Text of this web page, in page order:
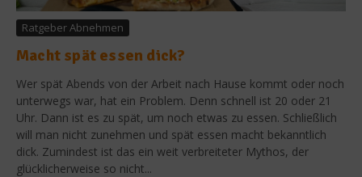
Ratgeber Abnehmen
Macht spät essen dick?
Wer spät Abends von der Arbeit nach Hause kommt oder noch
unterwegs war, hat ein Problem. Denn schnell ist 20 oder 21
Uhr. Dann ist es zu spät, um noch etwas zu essen. Schließlich
will man nicht zunehmen und spät essen macht bekanntlich
dick. Zumindest ist das ein weit verbreiteter Mythos, der
glücklicherweise so nicht...